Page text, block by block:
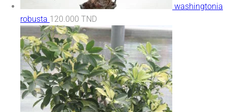
washingtonia
robusta 120.000 TND